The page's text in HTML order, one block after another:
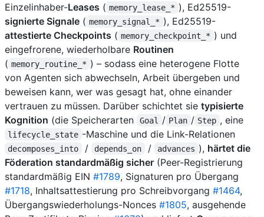
Einzelinhaber-Leases ( memory_lease_* ), Ed25519-
signierte Signale ( memory_signal_* ), Ed25519-
attestierte Checkpoints ( memory_checkpoint_* ) und
eingefrorene, wiederholbare Routinen
( memory_routine_* ) – sodass eine heterogene Flotte
von Agenten sich abwechseln, Arbeit übergeben und
beweisen kann, wer was gesagt hat, ohne einander
vertrauen zu müssen. Darüber schichtet sie typisierte
Kognition (die Speicherarten Goal / Plan / Step , eine
lifecycle_state -Maschine und die Link-Relationen
decomposes_into / depends_on / advances ), härtet die
Föderation standardmäßig sicher (Peer-Registrierung
standardmäßig EIN #1789, Signaturen pro Übergang
#1718, Inhaltsattestierung pro Schreibvorgang #1464,
Übergangswiederholungs-Nonces #1805, ausgehende